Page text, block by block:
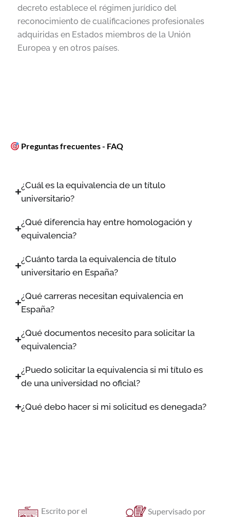
decreto establece el régimen jurídico del
reconocimiento de cualificaciones profesionales
adquiridas en Estados miembros de la Unión
Europea y en otros países.
Preguntas frecuentes - FAQ
¿Cuál es la equivalencia de un título
universitario?
¿Qué diferencia hay entre homologación y
equivalencia?
¿Cuánto tarda la equivalencia de título
universitario en España?
¿Qué carreras necesitan equivalencia en
España?
¿Qué documentos necesito para solicitar la
equivalencia?
¿Puedo solicitar la equivalencia si mi título es
de una universidad no oficial?
¿Qué debo hacer si mi solicitud es denegada?
Escrito por el
Supervisado por